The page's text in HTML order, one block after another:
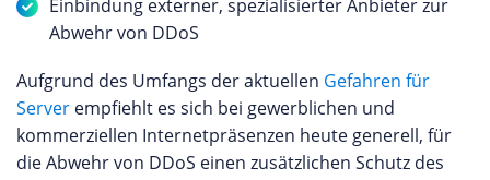
Einbindung externer, spezialisierter Anbieter zur
Abwehr von DDoS
Aufgrund des Umfangs der aktuellen Gefahren für
Server empfiehlt es sich bei gewerblichen und
kommerziellen Internetpräsenzen heute generell, für
die Abwehr von DDoS einen zusätzlichen Schutz des